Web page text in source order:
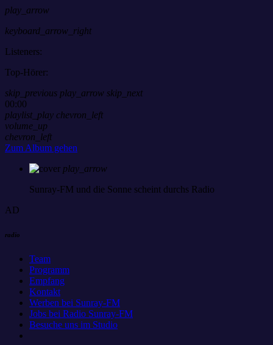
play_arrow
keyboard_arrow_right
Listeners:
Top-Hörer:
skip_previous play_arrow skip_next
00:00
playlist_play chevron_left
volume_up
chevron_left
Zum Album gehen
play_arrow
Sunray-FM und die Sonne scheint durchs Radio
AD
radio
Team
Programm
Empfang
Kontakt
Werben bei Sunray-FM
Jobs bei Radio Sunray-FM
Besuche uns im Studio